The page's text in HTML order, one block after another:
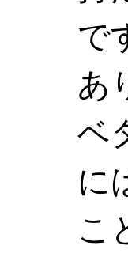
で
あ
ベ
に
こ